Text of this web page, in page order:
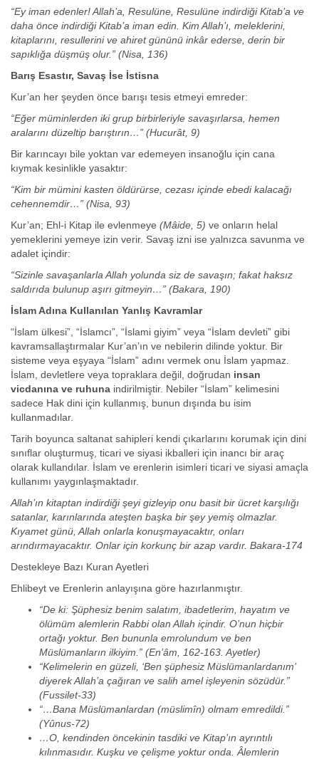
“Ey iman edenler! Allah’a, Resulüne, Resulüne indirdiği Kitab’a ve
daha önce indirdiği Kitab’a iman edin. Kim Allah’ı, meleklerini,
kitaplarını, resullerini ve ahiret gününü inkâr ederse, derin bir
sapıklığa düşmüş olur.” (Nisa, 136)
Barış Esastır, Savaş İse İstisna
Kur’an her şeyden önce barışı tesis etmeyi emreder:
“Eğer müminlerden iki grup birbirleriyle savaşırlarsa, hemen
aralarını düzeltip barıştırın…” (Hucurât, 9)
Bir karıncayı bile yoktan var edemeyen insanoğlu için cana
kıymak kesinlikle yasaktır:
“Kim bir mümini kasten öldürürse, cezası içinde ebedi kalacağı
cehennemdir…” (Nisa, 93)
Kur’an; Ehl-i Kitap ile evlenmeye (Mâide, 5) ve onların helal
yemeklerini yemeye izin verir. Savaş izni ise yalnızca savunma ve
adalet içindir:
“Sizinle savaşanlarla Allah yolunda siz de savaşın; fakat haksız
saldırıda bulunup aşırı gitmeyin…” (Bakara, 190)
İslam Adına Kullanılan Yanlış Kavramlar
“İslam ülkesi”, “İslamcı”, “İslami giyim” veya “İslam devleti” gibi
kavramsallaştırmalar Kur’an’ın ve nebilerin dilinde yoktur. Bir
sisteme veya eşyaya “İslam” adını vermek onu İslam yapmaz.
İslam, devletlere veya topraklara değil, doğrudan insan
vicdanına ve ruhuna indirilmiştir. Nebiler “İslam” kelimesini
sadece Hak dini için kullanmış, bunun dışında bu isim
kullanmadılar.
Tarih boyunca saltanat sahipleri kendi çıkarlarını korumak için dini
sınıflar oluşturmuş, ticari ve siyasi ikballeri için inancı bir araç
olarak kullandılar. İslam ve erenlerin isimleri ticari ve siyasi amaçla
kullanımı yaygınlaşmaktadır.
Allah’ın kitaptan indirdiği şeyi gizleyip onu basit bir ücret karşılığı
satanlar, karınlarında ateşten başka bir şey yemiş olmazlar.
Kıyamet günü, Allah onlarla konuşmayacaktır, onları
arındırmayacaktır. Onlar için korkunç bir azap vardır. Bakara-174
Destekleye Bazı Kuran Ayetleri
Ehlibeyt ve Erenlerin anlayışına göre hazırlanmıştır.
“De ki: Şüphesiz benim salatım, ibadetlerim, hayatım ve
ölümüm alemlerin Rabbi olan Allah içindir. O’nun hiçbir
ortağı yoktur. Ben bununla emrolundum ve ben
Müslümanların ilkiyim.” (En’âm, 162-163. Ayetler)
“Kelimelerin en güzeli, ‘Ben şüphesiz Müslümanlardanım’
diyerek Allah’a çağıran ve salih amel işleyenin sözüdür.”
(Fussilet-33)
“…Bana Müslümanlardan (müslimîn) olmam emredildi.”
(Yûnus-72)
…O, kendinden öncekinin tasdiki ve Kitap’ın ayrıntılı
kılınmasıdır. Kuşku ve çelişme yoktur onda. Âlemlerin